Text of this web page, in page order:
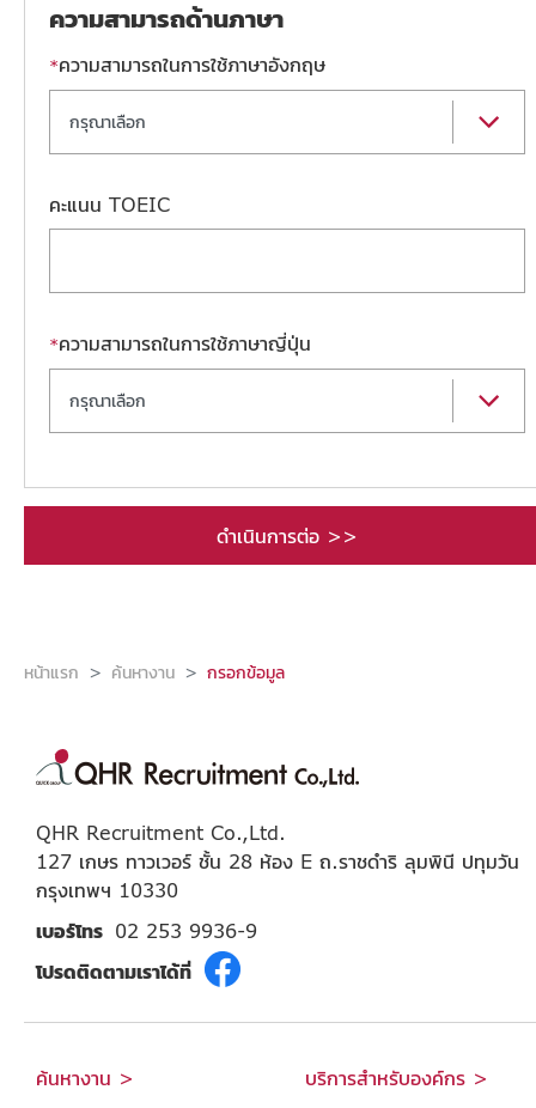
ความสามารถด้านภาษา
*ความสามารถในการใช้ภาษาอังกฤษ
กรุณาเลือก
คะแนน TOEIC
*ความสามารถในการใช้ภาษาญี่ปุ่น
กรุณาเลือก
ดำเนินการต่อ >>
หน้าแรก ค้นหางาน กรอกข้อมูล
QHR Recruitment Co.,Ltd.
127 เกษร ทาวเวอร์ ชั้น 28 ห้อง E ถ.ราชดำริ ลุมพินี ปทุมวัน
กรุงเทพฯ 10330
เบอร์โทร 02 253 9936-9
โปรดติดตามเราได้ที่
ค้นหางาน > บริการสำหรับองค์กร >